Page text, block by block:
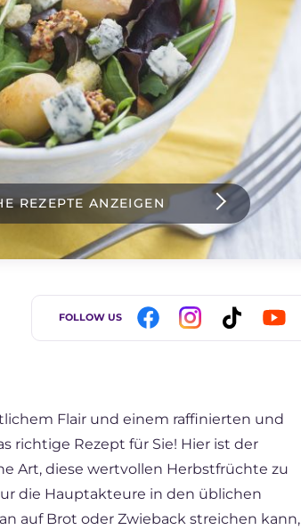
REZEPTE ANZEIGEN
FOLLOW US
Flair und einem raffinierten und
richtige Rezept für Sie! Hier ist der
Art, diese wertvollen Herbstfrüchte zu
die Hauptakteure in den üblichen
auf Brot oder Zwieback streichen kann,